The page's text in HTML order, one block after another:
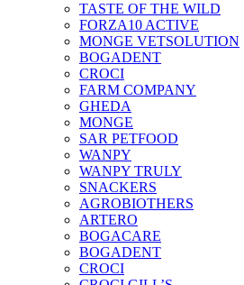
TASTE OF THE WILD
FORZA10 ACTIVE
MONGE VETSOLUTION
BOGADENT
CROCI
FARM COMPANY
GHEDA
MONGE
SAR PETFOOD
WANPY
WANPY TRULY
SNACKERS
AGROBIOTHERS
ARTERO
BOGACARE
BOGADENT
CROCI